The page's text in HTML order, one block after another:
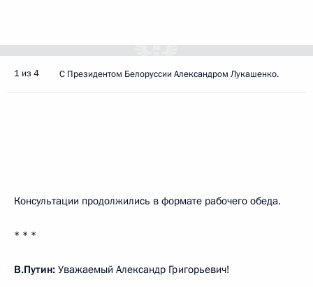
1 из 4 С Президентом Белоруссии Александром Лукашенко.
Консультации продолжились в формате рабочего обеда.
* * *
В.Путин: Уважаемый Александр Григорьевич!